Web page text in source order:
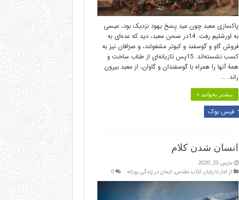
پاکسازی معبد چون عید پِسَخِ یهود نزدیک بود، عیسی
به اورشلیم رفت. 14در صحن معبد، دید که عده‌ای به
فروش گاو و گوسفند و کبوتر مشغولند، و صرّافان نیز به
کسب نشسته‌اند. 15پس تازیانه‌ای از طناب ساخت و
همۀ آنها را همراه با گوسفندان و گاوان، از معبد بیرون
راند. …
بیشتر بخوانید »
فیس بوک
انسان شدن کلام
مارس 25, 2020
از اغاز تا پایان کتاب مقدس, ایمان در زندگی روزانه 0